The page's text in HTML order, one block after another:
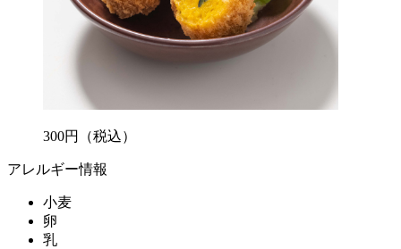
300円 （税込）
アレルギー情報
小麦
卵
乳